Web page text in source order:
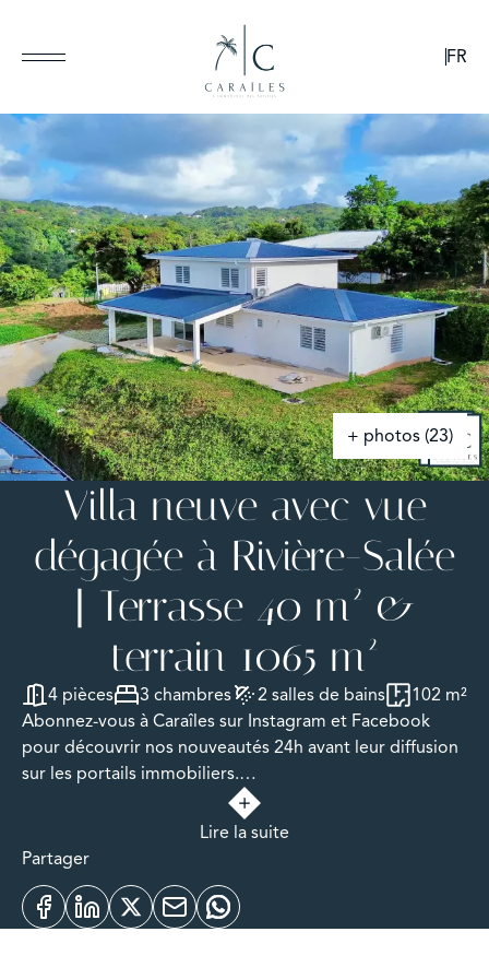
FR
+ photos (23)
Villa neuve avec vue
dégagée à Rivière-Salée
| Terrasse 40 m² &
terrain 1065 m²
4 pièces 3 chambres 2 salles de bains
102 m²
Abonnez-vous à Caraîles sur Instagram et Facebook
pour découvrir nos nouveautés 24h avant leur diffusion
sur les portails immobiliers.
Située dans le secteur recherché de Fond Masson à
Rivière-Salée. cette villa neuve offre un cadre de vie
sécurisée de seulement 8 lots.
Lire la suite
Partager